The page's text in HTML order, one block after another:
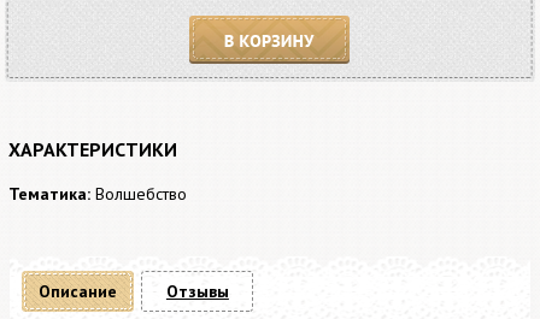
В корзину
ХАРАКТЕРИСТИКИ
Тематика: Волшебство
Описание Отзывы